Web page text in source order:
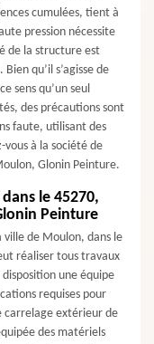
cumulées, tient à
pression nécessite
de la structure est
qu’il s’agisse de
sens qu’un seul
des précautions sont
faute, utilisant des
à la société de
Glonin Peinture.
le 45270,
Peinture
ville de Moulon, dans le
réaliser tous travaux
une équipe
requises pour
carrelage extérieur de
des matériels